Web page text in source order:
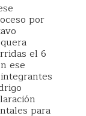
por
el 6
ese
para